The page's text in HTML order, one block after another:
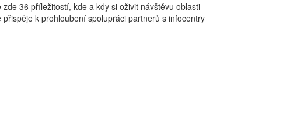
36 příležitostí, kde a kdy si oživit návštěvu oblasti
k prohloubení spolupráci partnerů s infocentry